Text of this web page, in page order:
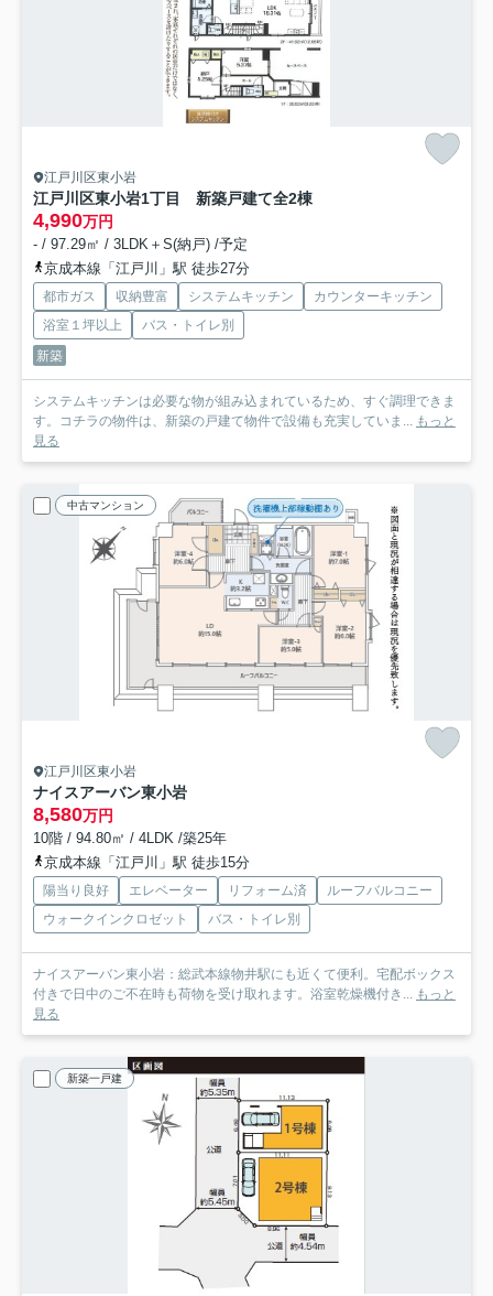
江戸川区東小岩
江戸川区東小岩1丁目 新築戸建て全2棟
4,990万円
- / 97.29㎡ / 3LDK＋S(納戸) /予定
京成本線「江戸川」駅 徒歩27分
都市ガス 収納豊富 システムキッチン
カウンターキッチン
浴室１坪以上
バス・トイレ別
新築
システムキッチンは必要な物が組み込まれているため、すぐ調理できま
す。コチラの物件は、新築の戸建て物件で設備も充実していま... もっと
見る
中古マンション
江戸川区東小岩
ナイスアーバン東小岩
8,580万円
10階 / 94.80㎡ / 4LDK /築25年
京成本線「江戸川」駅 徒歩15分
陽当り良好 エレベーター リフォーム済
ルーフバルコニー
ウォークインクロゼット
バス・トイレ別
ナイスアーバン東小岩：総武本線物井駅にも近くて便利。宅配ボックス
付きで日中のご不在時も荷物を受け取れます。浴室乾燥機付き... もっと
見る
新築一戸建